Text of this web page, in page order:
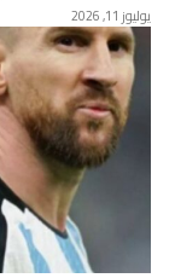
يوليوز 11, 2026